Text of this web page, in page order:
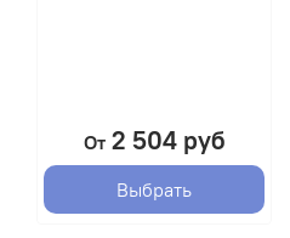
От2 504 руб
Выбрать